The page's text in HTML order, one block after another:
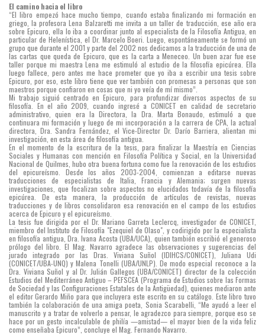
El camino hacia el libro
“El libro empezó hace mucho tiempo, cuando estaba finalizando mi formación en
griego, la profesora Lena Balzaretti me invita a un taller de traducción, ese año era
sobre Epicuro, ella lo iba a coordinar junto al especialista de la Filosofía Antigua, en
particular de Helenística, el Dr. Marcelo Boeri. Luego, espontáneamente se formó un
grupo que durante el 2001 y parte del 2002 nos dedicamos a la traducción de una de
las cartas que queda de Epicuro, que es la carta a Meneceo. Un buen azar fue ese
taller porque mi maestra Lena me estimuló al estudio de la filosofía epicúrea. Ella
luego fallece, pero antes me hace prometer que yo iba a escribir una tesis sobre
Epicuro, por eso, este libro tiene que ver también con promesas a personas que son
maestros porque confiaron en cosas que ni yo veía de mí mismo”.
Mi trabajo siguió centrado en Epicuro, para profundizar diversos aspectos de su
filosofía. En el año 2009, cuando ingresé a CONICET en calidad de secretario
administrativo, quien era la Directora, la Dra. Marta Bonaudo, estimuló a que
continuara mi formación y luego de mi incorporación a la carrera de CPA, la actual
directora, Dra. Sandra Fernández, el Vice-Director Dr. Darío Barriera, alientan mi
investigación, en esta área de filosofía antigua.
En el momento de la escritura de la tesis, para finalizar la Maestría en Ciencias
Sociales y Humanas con mención en Filosofía Política y Social, en la Universidad
Nacional de Quilmes, hubo otra buena fortuna como fue la renovación de los estudios
del epicureísmo. Desde los años 2003-2004, comienzan a editarse nuevas
traducciones de especialistas de Italia, Francia y Alemania; surgen nuevas
investigaciones, que focalizan sobre aspectos no elucidados todavía de la filosofía
epicúrea. De esta manera, la producción de artículos de revistas, nuevas
traducciones y de libros consolidaron esa renovación en el campo de los estudios
acerca de Epicuro y el epicureísmo.
La tesis fue dirigida por el Dr. Mariano Garreta Leclercq, investigador de CONICET,
miembro del Instituto de Filosofía "Ezequiel de Olaso", y codirigido por la especialista
en filosofía antigua, Dra. Ivana Acosta (UBA/UCA), quien también escribió el generoso
prólogo del libro. El Mag. Navarro agradece las observaciones y sugerencias del
jurado integrado por las Dras. Viviana Suñol (IDIHCS/CONICET), Juliana Udi
(CONICET/UBA-UNQ) y Malena Tonelli (UBA/UNLP). De modo especial reconoce a la
Dra. Viviana Suñol y al Dr. Julián Gallegos (UBA/CONICET) director de la colección
Estudios del Mediterráneo Antiguo – PEFSCEA (Programa de Estudios sobre las Formas
de Sociedad y las Configuraciones Estatales de la Antigüedad), quienes mediaron ante
el editor Gerardo Miño para que incluyera este escrito en su catálogo. Este libro tuvo
también la colaboración de una amiga poeta, Sonia Scarabelli, “Me ayudó a leer el
manuscrito y a tratar de volverlo a pensar, le agradezco para siempre, porque eso se
hace por un gesto incalculable de philía —amistad— el mayor bien de la vida feliz
como enseñaba Epicuro”, concluye el Mag. Fernando Navarro.